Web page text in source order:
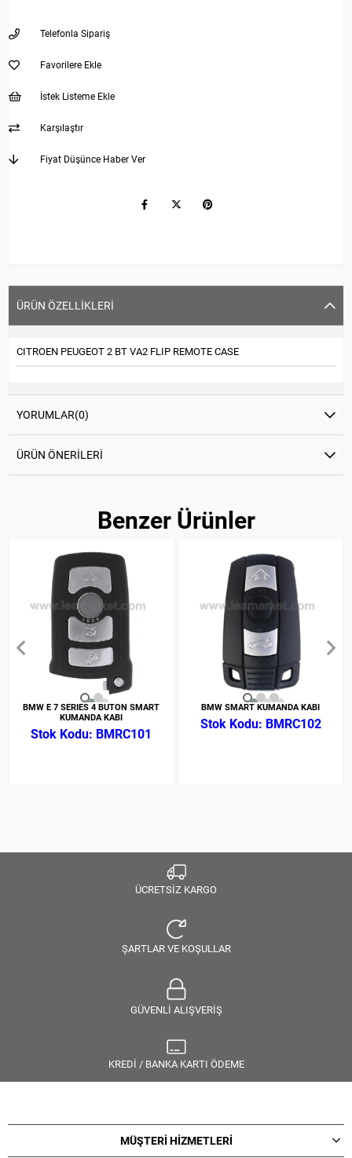
Telefonla Sipariş
Favorilere Ekle
İstek Listeme Ekle
Karşılaştır
Fiyat Düşünce Haber Ver
ÜRÜN ÖZELLIKLERI
CITROEN PEUGEOT 2 BT VA2 FLIP REMOTE CASE
YORUMLAR(0)
ÜRÜN ÖNERILERI
Benzer Ürünler
BMW E 7 SERIES 4 BUTON SMART
KUMANDA KABI
BMRC101
BMW SMART KUMANDA KABI
BMRC102
ÜCRETSİZ KARGO
ŞARTLAR VE KOŞULLAR
GÜVENLİ ALIŞVERİŞ
KREDİ / BANKA KARTI ÖDEME
MÜŞTERİ HİZMETLERİ